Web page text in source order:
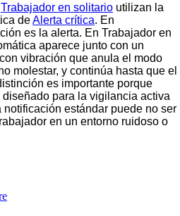
Trabajador en solitario utilizan la
deAlerta crítica. En
es la alerta. En Trabajador en
aparece junto con un
vibración que anula el modo
molestar, y continúa hasta que el
es importante porque
para la vigilancia activa
estándar puede no ser
en un entorno ruidoso o